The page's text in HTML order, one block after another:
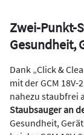
Zwei-Punkt-
Gesundheit,
Dank „Click &
mit der GCM
nahezu staubfrei
Staubsauger an
Gesundheit,